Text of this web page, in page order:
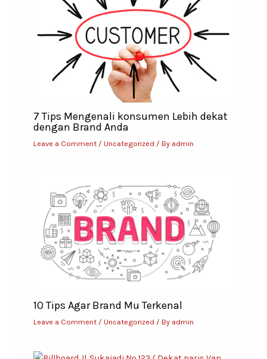
7 Tips Mengenali konsumen Lebih dekat
dengan Brand Anda
Leave a Comment / Uncategorized / By admin
10 Tips Agar Brand Mu Terkenal
Leave a Comment / Uncategorized / By admin